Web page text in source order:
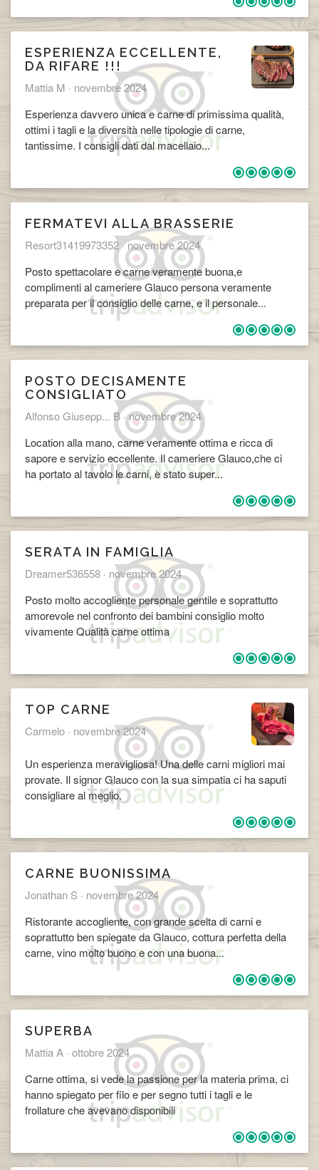
ESPERIENZA ECCELLENTE,
DA RIFARE !!!
Mattia M · novembre 2024
Esperienza davvero unica e carne di primissima qualità,
ottimi i tagli e la diversità nelle tipologie di carne,
tantissime. I consigli dati dal macellaio...
FERMATEVI ALLA BRASSERIE
Resort31419973352 ·novembre 2024
Posto spettacolare e carne veramente buona,e
complimenti al cameriere Glauco persona veramente
preparata per il consiglio delle carne, e il personale...
POSTO DECISAMENTE
CONSIGLIATO
Alfonso Giusepp... B ·novembre 2024
Location alla mano, carne veramente ottima e ricca di
sapore e servizio eccellente. Il cameriere Glauco,che ci
ha portato al tavolo le carni, è stato super...
SERATA IN FAMIGLIA
Dreamer536558 · novembre 2024
Posto molto accogliente personale gentile e soprattutto
amorevole nel confronto dei bambini consiglio molto
vivamente Qualità carne ottima
TOP CARNE
Carmelo · novembre 2024
Un esperienza meravigliosa! Una delle carni migliori mai
provate. Il signor Glauco con la sua simpatia ci ha saputi
consigliare al meglio.
CARNE BUONISSIMA
Jonathan S · novembre 2024
Ristorante accogliente, con grande scelta di carni e
soprattutto ben spiegate da Glauco, cottura perfetta della
carne, vino molto buono e con una buona...
SUPERBA
Mattia A · ottobre 2024
Carne ottima, si vede la passione per la materia prima, ci
hanno spiegato per filo e per segno tutti i tagli e le
frollature che avevano disponibili